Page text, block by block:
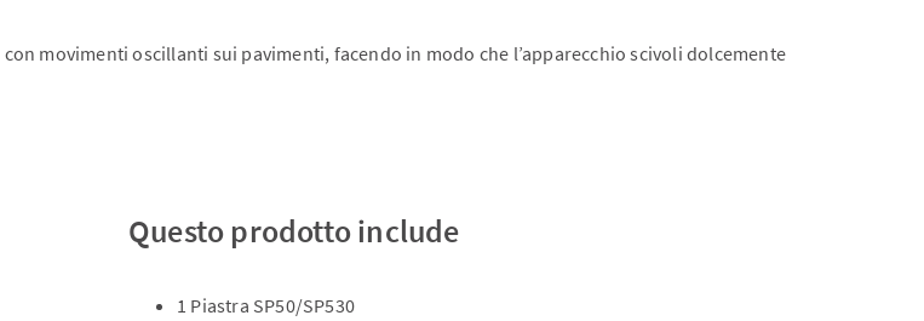
movimenti oscillanti sui pavimenti, facendo in modo che l’apparecchio scivoli dolcemente
Questo prodotto include
1 Piastra SP50/SP530